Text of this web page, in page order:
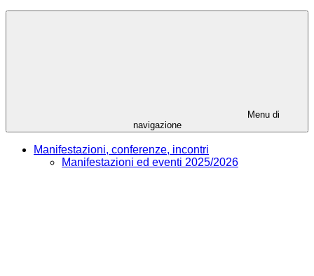
Menu di
navigazione
Manifestazioni, conferenze, incontri
Manifestazioni ed eventi 2025/2026